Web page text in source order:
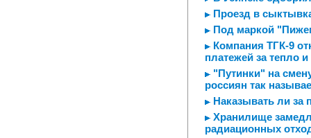
Проезд в
Под маркой
Компания ТГК-9
платежей за тепло
"Путинки" на
россиян так
Наказывать ли за
Хранилище
радиационных